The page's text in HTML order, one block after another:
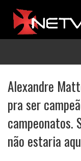
Alexandre
pra ser
campeonatos.
não estaria